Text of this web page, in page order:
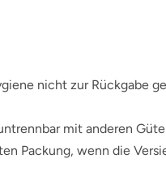
nicht zur Rückgabe
mit anderen
Packung, wenn die